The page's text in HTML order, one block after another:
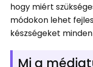
hogy miért
módokon lehet
készségeket
Mi a